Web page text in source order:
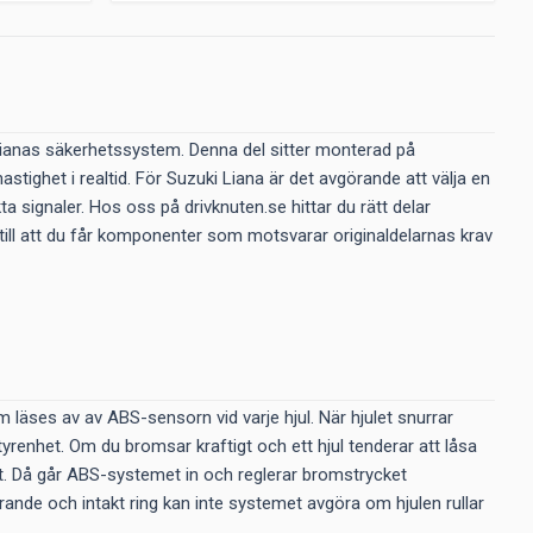
säkerhetssystem. Denna del sitter monterad på
i realtid. För Suzuki Liana är det avgörande att välja en
signaler. Hos oss på drivknuten.se hittar du rätt delar
att du får komponenter som motsvarar originaldelarnas krav
av av ABS-sensorn vid varje hjul. När hjulet snurrar
Om du bromsar kraftigt och ett hjul tenderar att låsa
går ABS-systemet in och reglerar bromstrycket
och intakt ring kan inte systemet avgöra om hjulen rullar